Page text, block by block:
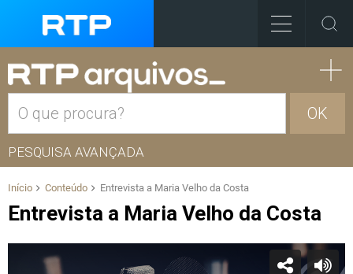
OK
PESQUISA AVANÇADA
Início Conteúdo Entrevista a Maria Velho da Costa
Entrevista a Maria Velho da Costa